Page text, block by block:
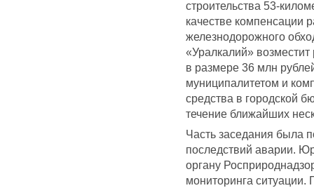
строительства 53-
качестве компенсации
железнодорожного
«Уралкалий»
в размере 36 млн
муниципалитетом и
средства в городской
течение ближайших
Часть заседания была
последствий аварии.
органу
мониторинга